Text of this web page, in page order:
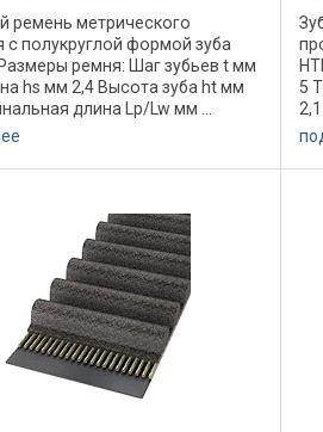
ремень метрического
с полукруглой формой зуба
ремня: Шаг зубьев t мм
hs мм 2,4 Высота зуба ht мм
длина Lp/Lw мм ...
зубьев ... Минимальный
шкива dw мм 9,55
...
5